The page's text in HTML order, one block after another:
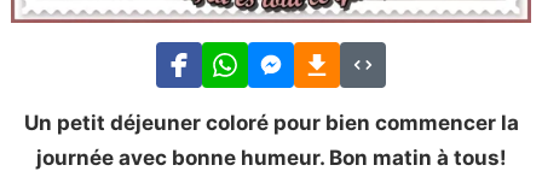
Un petit déjeuner coloré pour bien commencer la
journée avec bonne humeur. Bon matin à tous!